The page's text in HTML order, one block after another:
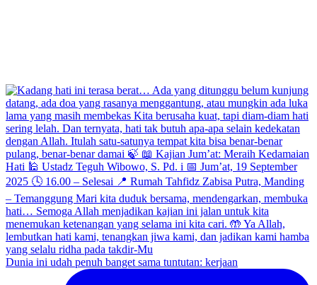
Dunia ini udah penuh banget sama tuntutan: kerjaan